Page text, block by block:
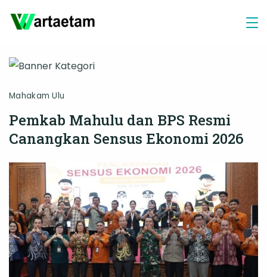
Mahakam Ulu
Pemkab Mahulu dan BPS Resmi
Canangkan Sensus Ekonomi 2026